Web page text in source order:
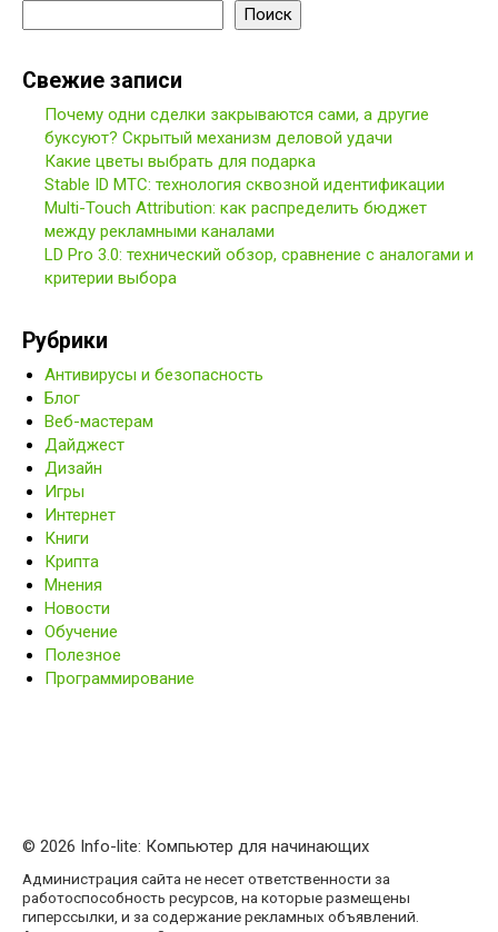
Поиск
Свежие записи
Почему одни сделки закрываются сами, а другие
буксуют? Скрытый механизм деловой удачи
Какие цветы выбрать для подарка
Stable ID МТС: технология сквозной идентификации
Multi-Touch Attribution: как распределить бюджет
между рекламными каналами
LD Pro 3.0: технический обзор, сравнение с аналогами и
критерии выбора
Рубрики
Антивирусы и безопасность
Блог
Веб-мастерам
Дайджест
Дизайн
Игры
Интернет
Книги
Крипта
Мнения
Новости
Обучение
Полезное
Программирование
© 2026 Info-lite: Компьютер для начинающих
Администрация сайта не несет ответственности за
работоспособность ресурсов, на которые размещены
гиперссылки, и за содержание рекламных объявлений.